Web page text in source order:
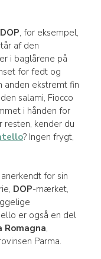
, for eksempel,
af den
i baglårene på
for fedt og
anden ekstremt fin
salami, Fiocco
i hånden for
resten, kender du
? Ingen frygt,
for sin
DOP-mærket,
er også en del
Romagna,
Parma.